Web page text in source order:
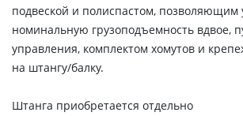
подвеской и полиспастом, позволяющим
номинальную грузоподъемность вдвое,
управления, комплектом хомутов и
на штангу/балку.
Штанга приобретается отдельно